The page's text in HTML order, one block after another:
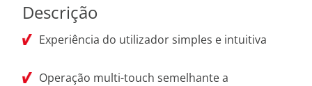
Descrição
Experiência do utilizador simples e intuitiva
Operação multi-touch semelhante a